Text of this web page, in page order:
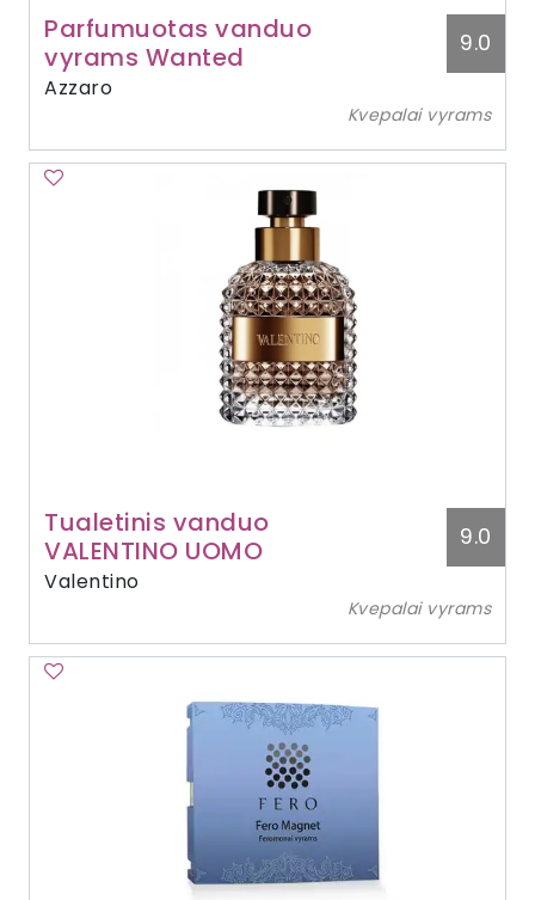
Parfumuotas vanduo
vyrams Wanted
Azzaro
9.0
Kvepalai vyrams
Tualetinis vanduo
VALENTINO UOMO
Valentino
9.0
Kvepalai vyrams